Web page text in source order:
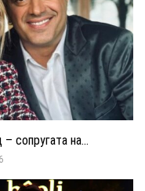
сопругата на...